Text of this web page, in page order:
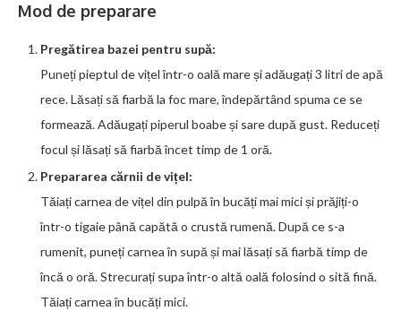
Mod de preparare
Pregătirea bazei pentru supă:
Puneți pieptul de vițel într-o oală mare și adăugați 3 litri de apă
rece. Lăsați să fiarbă la foc mare, îndepărtând spuma ce se
formează. Adăugați piperul boabe și sare după gust. Reduceți
focul și lăsați să fiarbă încet timp de 1 oră.
Prepararea cărnii de vițel:
Tăiați carnea de vițel din pulpă în bucăți mai mici și prăjiți-o
într-o tigaie până capătă o crustă rumenă. După ce s-a
rumenit, puneți carnea în supă și mai lăsați să fiarbă timp de
încă o oră. Strecurați supa într-o altă oală folosind o sită fină.
Tăiați carnea în bucăți mici.